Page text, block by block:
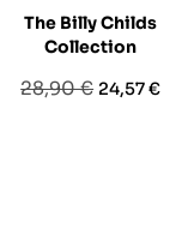
The Billy Childs
Collection
Prezzo
28,90 € Prezzo
24,57 €